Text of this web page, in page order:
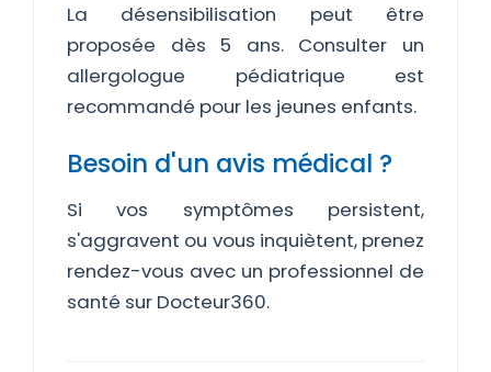
La désensibilisation peut être
proposée dès 5 ans. Consulter un
allergologue pédiatrique est
recommandé pour les jeunes enfants.
Besoin d'un avis médical ?
Si vos symptômes persistent,
s'aggravent ou vous inquiètent, prenez
rendez-vous avec un professionnel de
santé sur Docteur360.